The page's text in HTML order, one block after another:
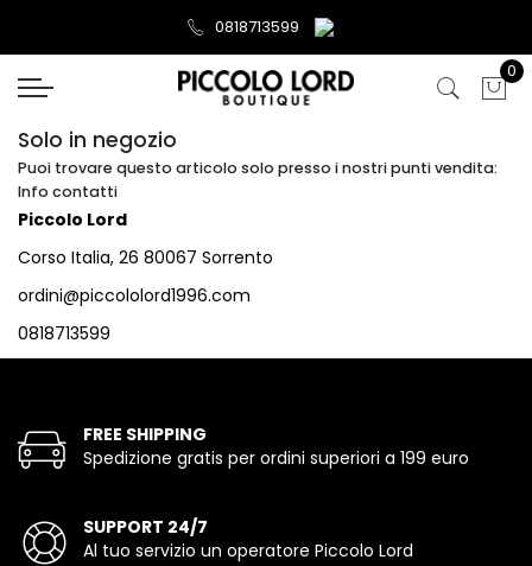
0818713599
0
Solo in negozio
Puoi trovare questo articolo solo presso i nostri punti vendita:
Info contatti
Piccolo Lord
Corso Italia, 26 80067 Sorrento
ordini@piccololord1996.com
0818713599
FREE SHIPPING
Spedizione gratis per ordini superiori a 199 euro
SUPPORT 24/7
Al tuo servizio un operatore Piccolo Lord